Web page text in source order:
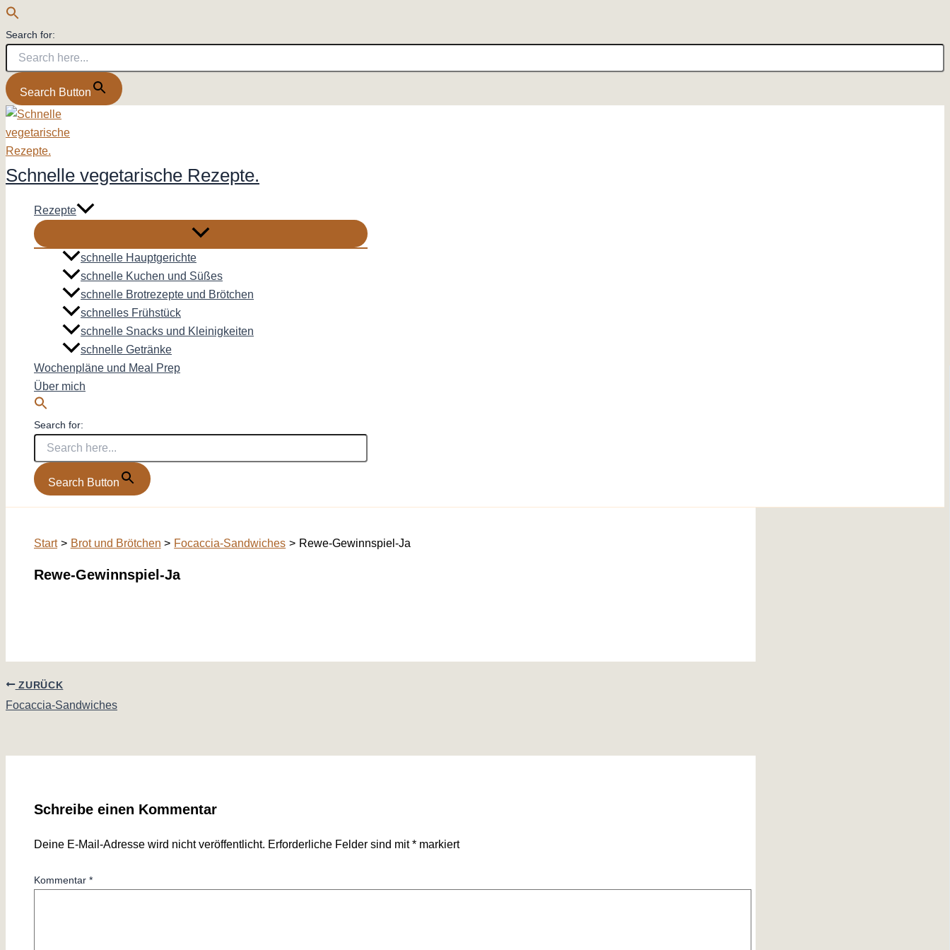
Search for:
Search Button
Zum
Inhalt
springen
Schnelle vegetarische Rezepte.
Rezepte
schnelle Hauptgerichte
schnelle Kuchen und Süßes
schnelle Brotrezepte und Brötchen
schnelles Frühstück
schnelle Snacks und Kleinigkeiten
schnelle Getränke
Wochenpläne und Meal Prep
Über mich
Search for:
Search Button
Start Brot und Brötchen Focaccia-Sandwiches Rewe-Gewinnspiel-Ja
Rewe-Gewinnspiel-Ja
ZURÜCK
Focaccia-Sandwiches
Schreibe einen Kommentar
Deine E-Mail-Adresse wird nicht veröffentlicht. Erforderliche Felder sind mit* markiert
Kommentar *